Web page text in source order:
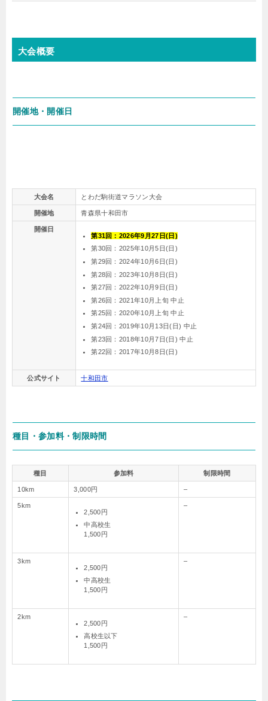
大会概要
開催地・開催日
大会名 とわだ駒街道マラソン大会
開催地 青森県十和田市
開催日
第31回： 2026年9月27日(日)
第30回：2025年10月5日(日)
第29回：2024年10月6日(日)
第28回：2023年10月8日(日)
第27回：2022年10月9日(日)
第26回：2021年10月上旬 中止
第25回：2020年10月上旬 中止
第24回：2019年10月13日(日) 中止
第23回：2018年10月7日(日) 中止
第22回：2017年10月8日(日)
公式サイト 十和田市
種目・参加料・制限時間
種目 参加料 制限時間
10km 3,000円 –
5km
2,500円
中高校生
1,500円
–
3km
2,500円
中高校生
1,500円
–
2km
2,500円
高校生以下
1,500円
–